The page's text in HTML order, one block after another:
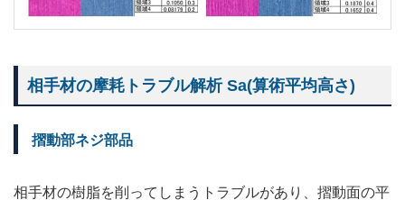
相手材の摩耗トラブル解析 Sa(算術平均高さ)
摺動部ネジ部品
相手材の樹脂を削ってしまうトラブルがあり、摺動面の平